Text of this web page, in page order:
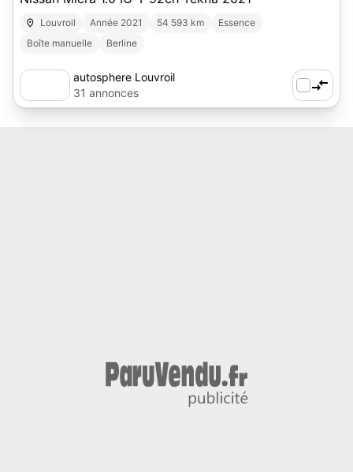
Louvroil Année 2021 54 593 km
Essence
Boîte manuelle
Berline
autosphere Louvroil
31 annonces